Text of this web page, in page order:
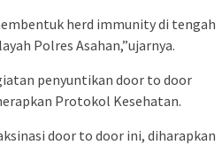
herd immunity di tengah
Polres Asahan,”ujarnya.
penyuntikan door to door
Protokol Kesehatan.
door to door ini, diharapkan